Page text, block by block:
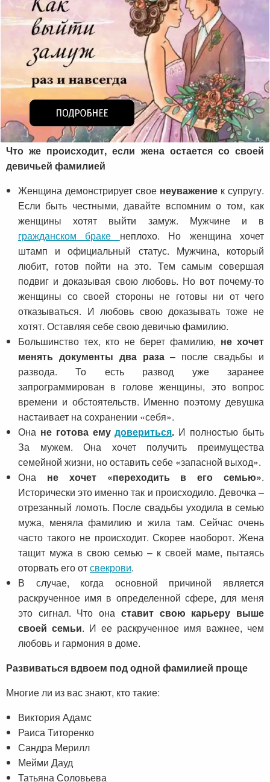
Что же происходит, если жена остается со своей
девичьей фамилией
Женщина демонстрирует свое неуважение к супругу.
Если быть честными, давайте вспомним о том, как
женщины хотят выйти замуж. Мужчине и в
гражданском браке неплохо. Но женщина хочет
штамп и официальный статус. Мужчина, который
любит, готов пойти на это. Тем самым совершая
подвиг и доказывая свою любовь. Но вот почему-то
женщины со своей стороны не готовы ни от чего
отказываться. И любовь свою доказывать тоже не
хотят. Оставляя себе свою девичью фамилию.
Большинство тех, кто не берет фамилию, не хочет
менять документы два раза– после свадьбы и
развода. То есть развод уже заранее
запрограммирован в голове женщины, это вопрос
времени и обстоятельств. Именно поэтому девушка
настаивает на сохранении «себя».
Она не готова емудовериться. И полностью быть
За мужем. Она хочет получить преимущества
семейной жизни, но оставить себе «запасной выход».
Она не хочет «переходить в его семью».
Исторически это именно так и происходило. Девочка –
отрезанный ломоть. После свадьбы уходила в семью
мужа, меняла фамилию и жила там. Сейчас очень
часто такого не происходит. Скорее наоборот. Жена
тащит мужа в свою семью – к своей маме, пытаясь
оторвать его отсвекрови.
В случае, когда основной причиной является
раскрученное имя в определенной сфере, для меня
это сигнал. Что она ставит свою карьеру выше
своей семьи. И ее раскрученное имя важнее, чем
любовь и гармония в доме.
Развиваться вдвоем под одной фамилией проще
Многие ли из вас знают, кто такие:
Виктория Адамс
Раиса Титоренко
Сандра Мерилл
Мейми Дауд
Татьяна Соловьева